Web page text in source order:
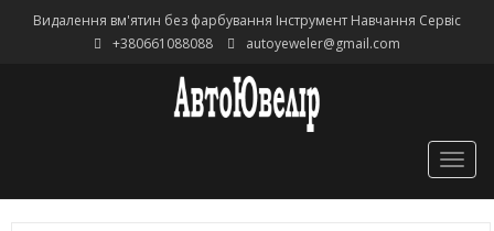
Видалення вм'ятин без фарбування Інструмент Навчання Сервіс
+380661088088
autoyeweler@gmail.com